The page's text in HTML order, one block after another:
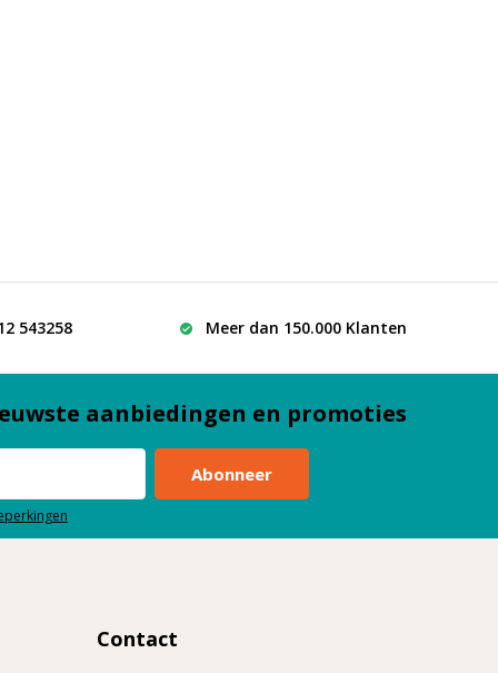
543258 Meer dan 150.000 Klanten
aanbiedingen en promoties
Abonneer
Contact